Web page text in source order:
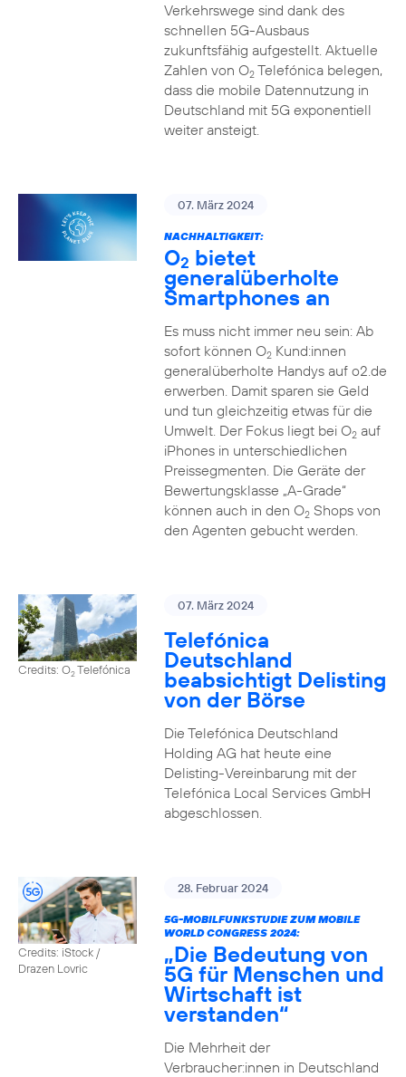
Verkehrswege sind dank des
schnellen 5G-Ausbaus
zukunftsfähig aufgestellt. Aktuelle
Zahlen von O2Telefónica belegen,
dass die mobile Datennutzung in
Deutschland mit 5G exponentiell
weiter ansteigt.
07. März 2024
NACHHALTIGKEIT:
O2 bietet
generalüberholte
Smartphones an
Es muss nicht immer neu sein: Ab
sofort können O2Kund:innen
generalüberholte Handys auf o2.de
erwerben. Damit sparen sie Geld
und tun gleichzeitig etwas für die
Umwelt. Der Fokus liegt bei O2auf
iPhones in unterschiedlichen
Preissegmenten. Die Geräte der
Bewertungsklasse „A-Grade“
können auch in den O2Shops von
den Agenten gebucht werden.
Credits: O2Telefónica
07. März 2024
Telefónica
Deutschland
beabsichtigt Delisting
von der Börse
Die Telefónica Deutschland
Holding AG hat heute eine
Delisting-Vereinbarung mit der
Telefónica Local Services GmbH
abgeschlossen.
Credits: iStock /
Drazen Lovric
28. Februar 2024
5G-MOBILFUNKSTUDIE ZUM MOBILE
WORLD CONGRESS 2024:
„Die Bedeutung von
5G für Menschen und
Wirtschaft ist
verstanden“
Die Mehrheit der
Verbraucher:innen in Deutschland